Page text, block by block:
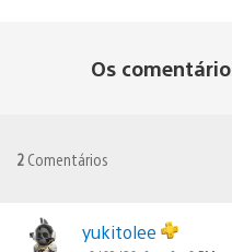
Os
2 Comentários
yukitolee